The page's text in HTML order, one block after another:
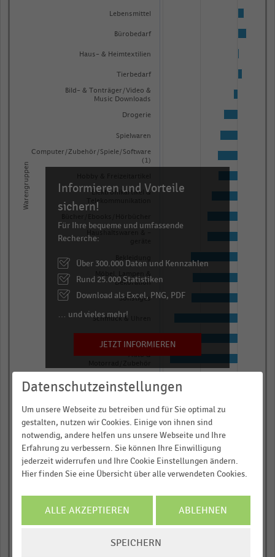
Warengruppen.
Range:
20
categories.
Umsatzentwicklung
dem
Vorjahresquartal.
Range:
-1.03982036121673
to
0.20362758555133081.
View
as
table.
Warengruppen
Prozentuale
gegenüber dem
Vorjahresquartal
Lebensmittel
Bürobedarf
Haus- & Heimtextilien
Tierbedarf
Bild- & Tonträger/Video &
Music Downloads
Drogerie
Spielwaren
Computer/Zubehör/Spiele/Software
(1)
Elektronikartikel &
Telekommunikation
Dekoration
Sonstiges
Schmuck & Uhren
Auto &
DIY & Blumen
© Handelsdaten 2026
End
chart
Informieren und Vorteile
sichern!
Für Ihre bequeme und umfassende
Recherche:
Über 300.000 Daten und Kennzahlen
Rund 25.000 Statistiken
Download als Excel, PNG, PDF
… und vieles mehr!
JETZT INFORMIEREN
Datenschutzeinstellungen
Um unsere Webseite zu betreiben und für Sie optimal zu
gestalten, nutzen wir Cookies. Einige von ihnen sind
notwendig, andere helfen uns unsere Webseite und Ihre
Erfahrung zu verbessern. Sie können Ihre Einwilligung
jederzeit widerrufen und Ihre Cookie Einstellungen ändern.
Hier finden Sie eine Übersicht über alle verwendeten Cookies.
ALLE AKZEPTIEREN ABLEHNEN
SPEICHERN